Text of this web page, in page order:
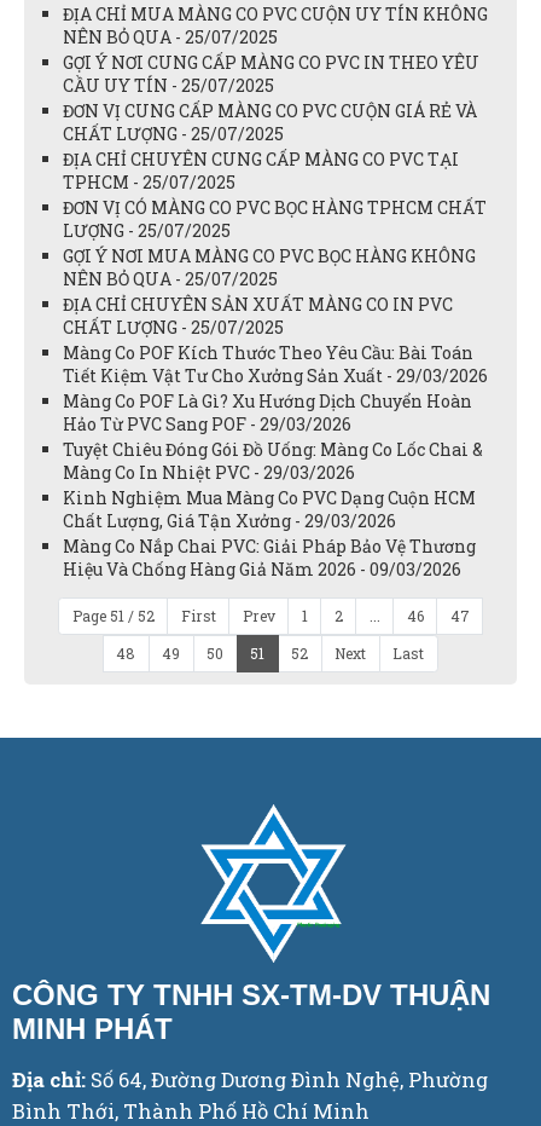
ĐỊA CHỈ MUA MÀNG CO PVC CUỘN UY TÍN KHÔNG
NÊN BỎ QUA - 25/07/2025
GỢI Ý NƠI CUNG CẤP MÀNG CO PVC IN THEO YÊU
CẦU UY TÍN - 25/07/2025
ĐƠN VỊ CUNG CẤP MÀNG CO PVC CUỘN GIÁ RẺ VÀ
CHẤT LƯỢNG - 25/07/2025
ĐỊA CHỈ CHUYÊN CUNG CẤP MÀNG CO PVC TẠI
TPHCM - 25/07/2025
ĐƠN VỊ CÓ MÀNG CO PVC BỌC HÀNG TPHCM CHẤT
LƯỢNG - 25/07/2025
GỢI Ý NƠI MUA MÀNG CO PVC BỌC HÀNG KHÔNG
NÊN BỎ QUA - 25/07/2025
ĐỊA CHỈ CHUYÊN SẢN XUẤT MÀNG CO IN PVC
CHẤT LƯỢNG - 25/07/2025
Màng Co POF Kích Thước Theo Yêu Cầu: Bài Toán
Tiết Kiệm Vật Tư Cho Xưởng Sản Xuất - 29/03/2026
Màng Co POF Là Gì? Xu Hướng Dịch Chuyển Hoàn
Hảo Từ PVC Sang POF - 29/03/2026
Tuyệt Chiêu Đóng Gói Đồ Uống: Màng Co Lốc Chai &
Màng Co In Nhiệt PVC - 29/03/2026
Kinh Nghiệm Mua Màng Co PVC Dạng Cuộn HCM
Chất Lượng, Giá Tận Xưởng - 29/03/2026
Màng Co Nắp Chai PVC: Giải Pháp Bảo Vệ Thương
Hiệu Và Chống Hàng Giả Năm 2026 - 09/03/2026
Page 51 / 52 First Prev 1 2 46
47
48
49 50 51 52 Next Last
CÔNG TY TNHH SX-TM-DV THUẬN
MINH PHÁT
Địa chỉ: Số 64, Đường Dương Đình Nghệ, Phường
Bình Thới, Thành Phố Hồ Chí Minh